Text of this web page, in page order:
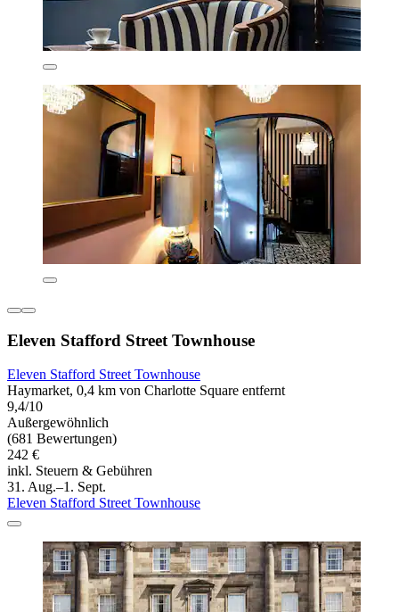
Eleven Stafford Street Townhouse
Eleven Stafford Street Townhouse
Haymarket, 0,4 km von Charlotte Square entfernt
9,4/10
Außergewöhnlich
(681 Bewertungen)
242 €
inkl. Steuern & Gebühren
31. Aug.–1. Sept.
Eleven Stafford Street Townhouse